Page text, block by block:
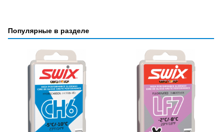
Популярные в разделе